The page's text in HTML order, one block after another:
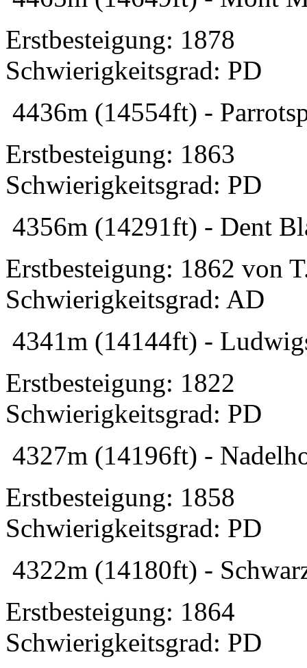
Erstbesteigung: 1878
Schwierigkeitsgrad: PD
4436m (14554ft) -
Erstbesteigung: 1863
Schwierigkeitsgrad: PD
4356m (14291ft) - Dent
Erstbesteigung: 1862 von
Schwierigkeitsgrad: AD
4341m (14144ft) -
Erstbesteigung: 1822
Schwierigkeitsgrad: PD
4327m (14196ft) -
Erstbesteigung: 1858
Schwierigkeitsgrad: PD
4322m (14180ft) -
Erstbesteigung: 1864
Schwierigkeitsgrad: PD